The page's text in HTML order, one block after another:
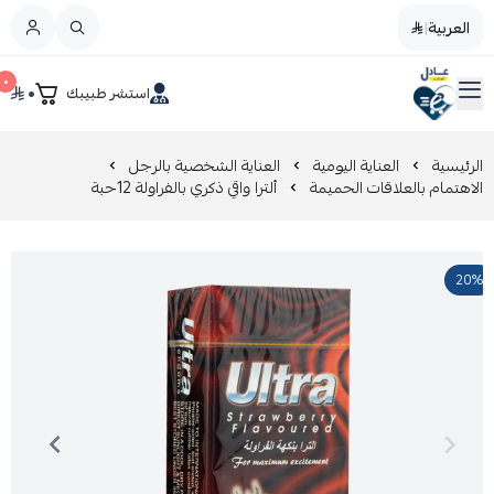
العربية|
صيدليات عادل استشر طبيبك ٠ ٠ القائمة الرئيسية
تخفيضات
عروض التوفير
مزيل طلاء الأظافر
العناية بالطفل و الأم
الرئيسية العناية اليومية العناية الشخصية بالرجل
الاهتمام بالعلاقات الحميمة ألترا واقي ذكري بالفراولة 12حبة
20%